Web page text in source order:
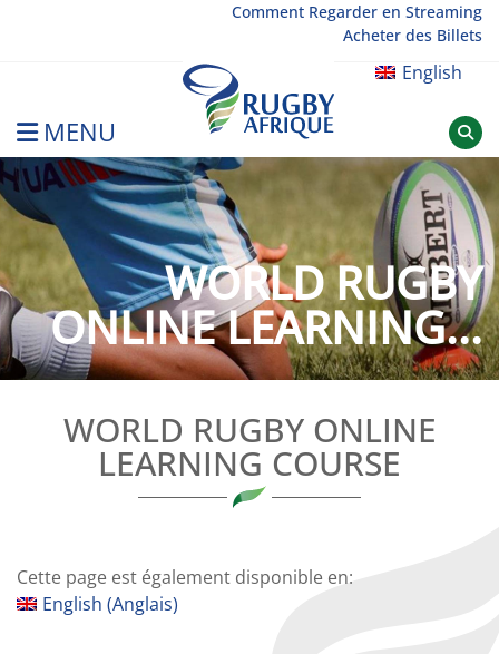
Comment Regarder en Streaming
Acheter des Billets
English
MENU
Rugby Afrique
WORLD RUGBY
ONLINE LEARNING...
WORLD RUGBY ONLINE
LEARNING COURSE
Cette page est également disponible en:
English (Anglais)